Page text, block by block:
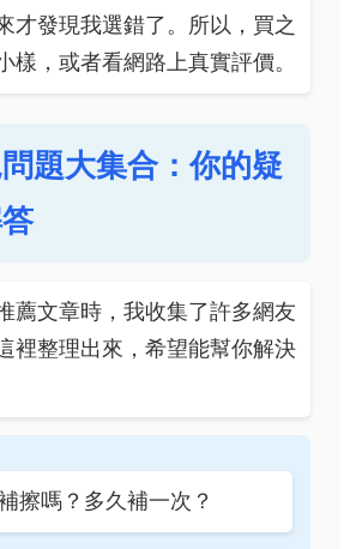
才發現我選錯了。所以，買之
樣，或者看網路上真實評價。
題大集合：你的疑
薦文章時，我收集了許多網友
裡整理出來，希望能幫你解決
擦嗎？多久補一次？